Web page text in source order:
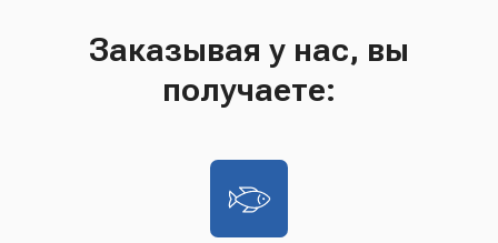
Заказывая у нас, вы
получаете: